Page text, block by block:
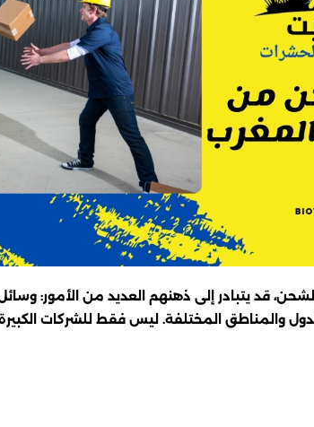
قد يتبادر إلى ذهنهم العديد من الأمور: وسائل
والمناطق المختلفة. ليس فقط للشركات